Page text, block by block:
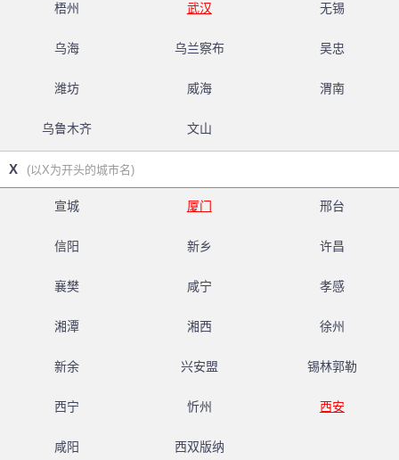
梧州 武汉 无锡
乌海 乌兰察布 吴忠
潍坊 威海 渭南
乌鲁木齐 文山
X (以X为开头的城市名)
宣城 厦门 邢台
信阳 新乡 许昌
襄樊 咸宁 孝感
湘潭 湘西 徐州
新余 兴安盟 锡林郭勒
西宁 忻州 西安
咸阳 西双版纳